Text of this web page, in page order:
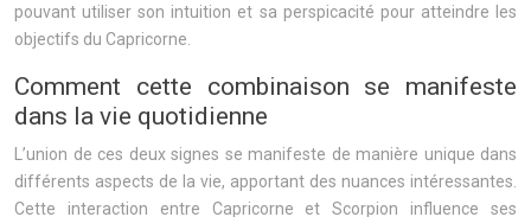
pouvant utiliser son intuition et sa perspicacité pour atteindre les
objectifs du Capricorne.
Comment cette combinaison se manifeste
dans la vie quotidienne
L’union de ces deux signes se manifeste de manière unique dans
différents aspects de la vie, apportant des nuances intéressantes.
Cette interaction entre Capricorne et Scorpion influence ses